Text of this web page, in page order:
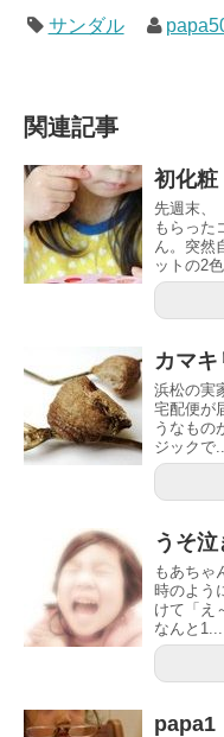
サンダル
関連記事
初化粧
先週末、
もらった
ん。突然
ットの2色
カマ
浜松の実
宅配便が
うなもの
ジックで...
うそ泣
もあちゃ
時のよう
けて「え
なんと1...
papa1